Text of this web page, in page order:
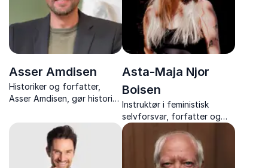
Asser Amdisen
Historiker og forfatter,
Asser Amdisen, gør historien
provokation og skarpe
pointer, der giver stof til
eftertanke.
Asta-Maja Njor
Boisen
Instruktør i feministisk
selvforsvar, forfatter og
medlem af
Ligestillingsministeriets
ungepanel